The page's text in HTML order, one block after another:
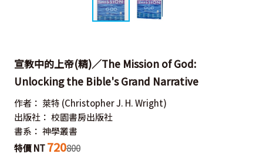
宣教中的上帝(精)／The Mission of God:
Unlocking the Bible's Grand Narrative
作者： 萊特 (Christopher J. H. Wright)
出版社： 校園書房出版社
書系： 神學叢書
特價 NT 720800